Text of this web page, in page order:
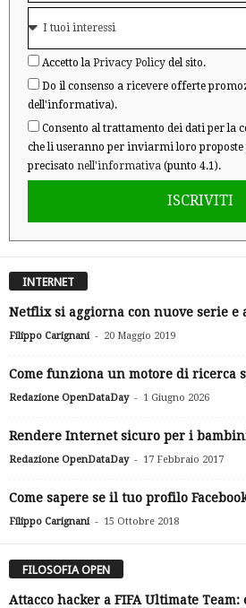
Accetto la Privacy Policy del sito.
Do il consenso a ricevere offerte
dell'informativa).
Consento al trattamento dei dati per la
che li useranno per inviarmi loro
precisato nell'informativa (punto 4.1).
ISCRIVITI
INTERNET
Netflix si aggiorna con nuove serie e
Filippo Carignani - 20 Maggio 2019
Come funziona un motore di ricerca
Redazione OpenDataDay - 1 Giugno 2026
Rendere Internet sicuro per i
Redazione OpenDataDay - 17 Febbraio 2017
Come sapere se il tuo profilo
Filippo Carignani - 15 Ottobre 2018
FILOSOFIA OPEN
Attacco hacker a FIFA Ultimate